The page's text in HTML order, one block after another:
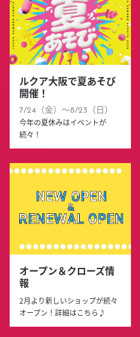
ルクア大阪で夏あそび
開催！
7/24（金）～8/23（日）
今年の夏休みはイベントが
続々！
オープン＆クローズ情
報
2月より新しいショップが続々
オープン！詳細はこちら♪